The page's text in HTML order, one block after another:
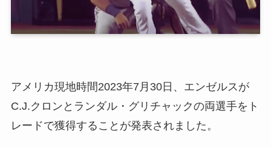
アメリカ現地時間2023年7月30日、エンゼルスが
C.J.クロンとランダル・グリチャックの両選手をト
レードで獲得することが発表されました。